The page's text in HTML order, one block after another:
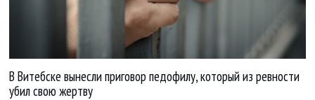
В Витебске вынесли приговор педофилу, который из ревности
убил свою жертву